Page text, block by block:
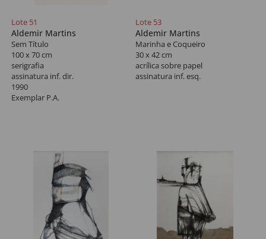
Martins, págs. 15 e 29
Lote 51
Aldemir Martins
Sem Título
100 x 70 cm
serigrafia
assinatura inf. dir.
1990
Exemplar P.A.
Lote 53
Aldemir Martins
Marinha e Coqueiro
30 x 42 cm
acrílica sobre papel
assinatura inf. esq.